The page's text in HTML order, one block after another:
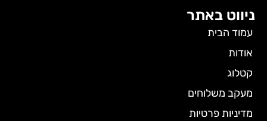
ניווט באתר
עמוד הבית
אודות
קטלוג
מעקב משלוחים
מדיניות פרטיות